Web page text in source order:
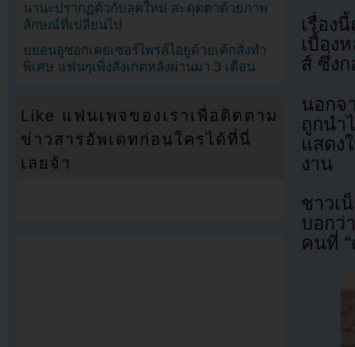
เรื่อง
เบื้อง
ส์ ซึ่ง
นอกจ
ถูกนำ
แสดง
งาน
ชาวเ
บอกว่
คนที่
นานะปรากฏตัวกับลุคใหม่ สะดุดตาด้วยภาพ
ลักษณ์ที่เปลี่ยนไป
บยอนอูซอกเคยเซอร์ไพรส์ไอยูด้วยเค้กสั่งทำ
พิเศษ แฟนๆเพิ่งสังเกตหลังผ่านมา 3 เดือน
Like แฟนเพจของเราเพื่อติดตาม
ข่าวสารอัพเดทก่อนใครได้ที่นี่
เลยจ้า